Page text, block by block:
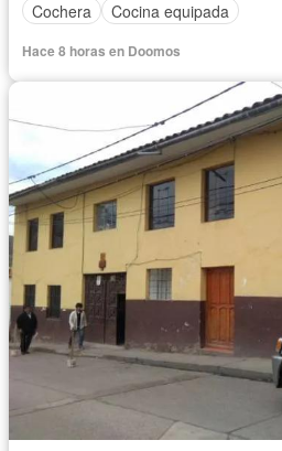
Cochera Cocina equipada
Hace 8 horas en Doomos